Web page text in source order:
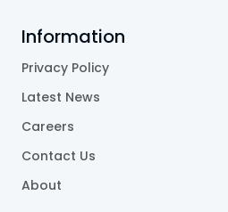
Information
Privacy Policy
Latest News
Careers
Contact Us
About